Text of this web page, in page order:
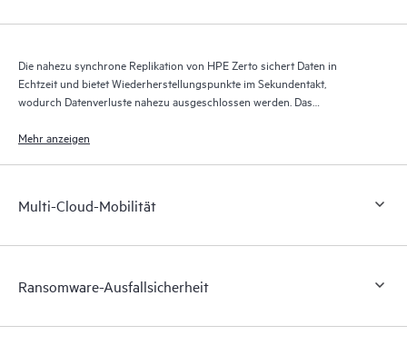
Die nahezu synchrone Replikation von HPE Zerto sichert Daten in
Echtzeit und bietet Wiederherstellungspunkte im Sekundentakt,
wodurch Datenverluste nahezu ausgeschlossen werden. Das
Tausende von Wiederherstellungspunkten und ermöglicht so eine
Mehr anzeigen
Multi-Cloud-Mobilität
Ransomware-Ausfallsicherheit